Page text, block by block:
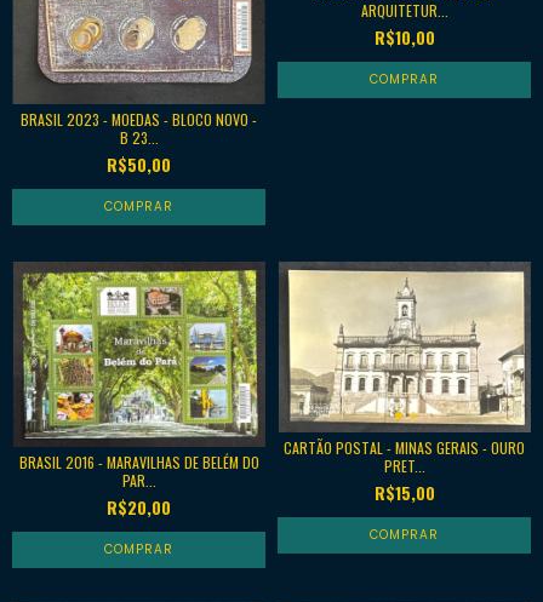
BRASIL 2023 - MOEDAS - BLOCO NOVO -
B 23...
R$50,00
ARQUITETUR...
R$10,00
BRASIL 2016 - MARAVILHAS DE BELÉM DO
PAR...
R$20,00
CARTÃO POSTAL - MINAS GERAIS - OURO
PRET...
R$15,00